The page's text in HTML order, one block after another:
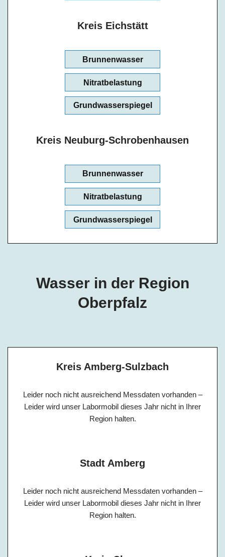
Kreis Eichstätt
Brunnenwasser
Nitratbelastung
Grundwasserspiegel
Kreis Neuburg-Schrobenhausen
Brunnenwasser
Nitratbelastung
Grundwasserspiegel
Wasser in der Region
Oberpfalz
Kreis Amberg-Sulzbach
Leider noch nicht ausreichend Messdaten vorhanden –
Leider wird unser Labormobil dieses Jahr nicht in Ihrer
Region halten.
Stadt Amberg
Leider noch nicht ausreichend Messdaten vorhanden –
Leider wird unser Labormobil dieses Jahr nicht in Ihrer
Region halten.